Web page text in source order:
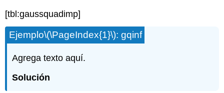
[tbl:gaussquadimp]
Ejemplo\(\PageIndex{1}\): gqinf
Agrega texto aquí.
Solución